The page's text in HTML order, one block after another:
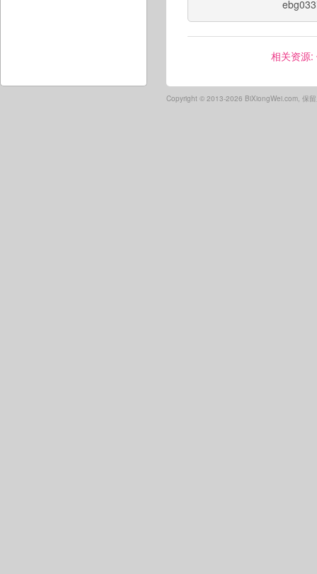
相关资源:
Copyright © 2013-2026 BiXiongWei.com, 保